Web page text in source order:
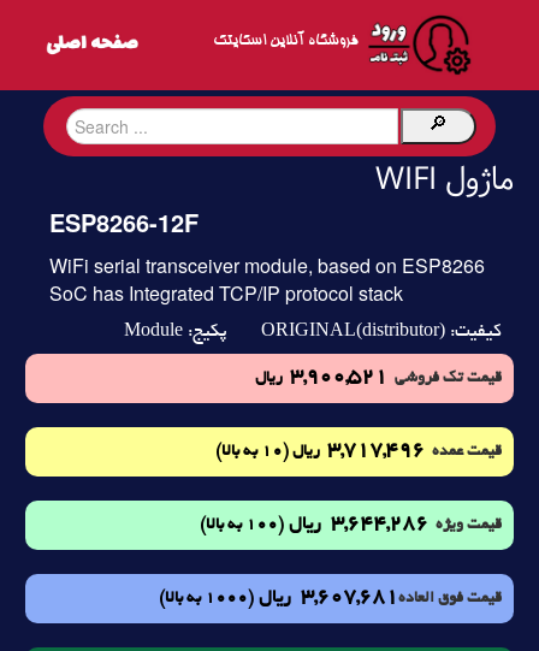
فروشگاه آنلاین اسکایتک
ماژول WIFI
ESP8266-12F
WiFi serial transceiver module, based on ESP8266
SoC has Integrated TCP/IP protocol stack
کیفیت: ORIGINAL(distributor) پکیج: Module
قیمت تک فروشی 3,900,521 ریال
قیمت عمده 3,717,496 ریال (10 به بالا)
قیمت ویژه 3,644,286 ریال (100 به بالا)
قیمت فوق العاده 3,607,681 ریال (1000 به بالا)